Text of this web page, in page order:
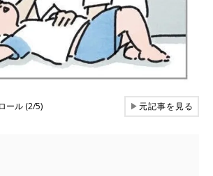
ール (2/5) ▶元記事を見る